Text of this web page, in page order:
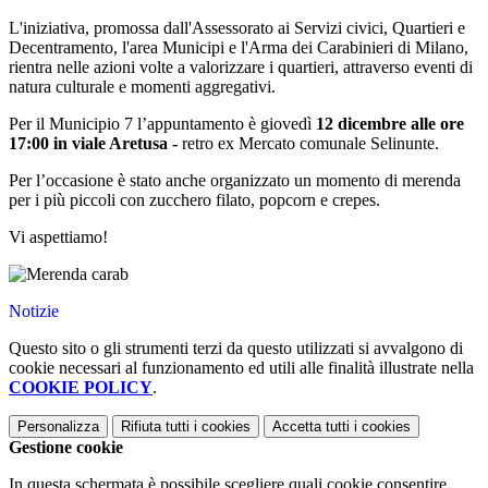
L'iniziativa, promossa dall'Assessorato ai Servizi civici, Quartieri e
Decentramento, l'area Municipi e l'Arma dei Carabinieri di Milano,
rientra nelle azioni volte a valorizzare i quartieri, attraverso eventi di
natura culturale e momenti aggregativi.
Per il Municipio 7 l’appuntamento è giovedì 12 dicembre alle ore
17:00 in viale Aretusa - retro ex Mercato comunale Selinunte.
Per l’occasione è stato anche organizzato un momento di merenda
per i più piccoli con zucchero filato, popcorn e crepes.
Vi aspettiamo!
Notizie
Questo sito o gli strumenti terzi da questo utilizzati si avvalgono di
cookie necessari al funzionamento ed utili alle finalità illustrate nella
COOKIE POLICY.
Personalizza Rifiuta tutti i cookies Accetta tutti i cookies
Gestione cookie